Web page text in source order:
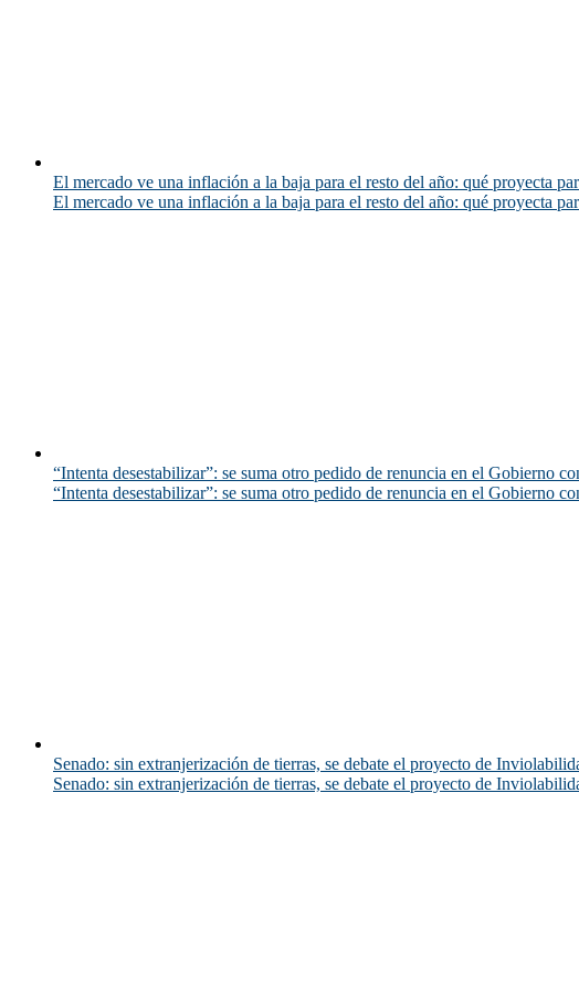
El mercado ve una inflación a la baja para el resto del año: qué proyecta
El mercado ve una inflación a la baja para el resto del año: qué proyecta
“Intenta desestabilizar”: se suma otro pedido de renuncia en el Gobierno
“Intenta desestabilizar”: se suma otro pedido de renuncia en el Gobierno
Senado: sin extranjerización de tierras, se debate el proyecto de
Senado: sin extranjerización de tierras, se debate el proyecto de